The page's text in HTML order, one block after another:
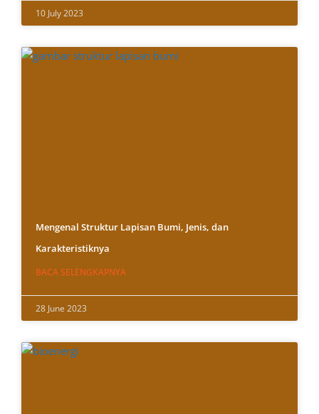
10 July 2023
Mengenal Struktur Lapisan Bumi, Jenis, dan
Karakteristiknya
BACA SELENGKAPNYA
28 June 2023